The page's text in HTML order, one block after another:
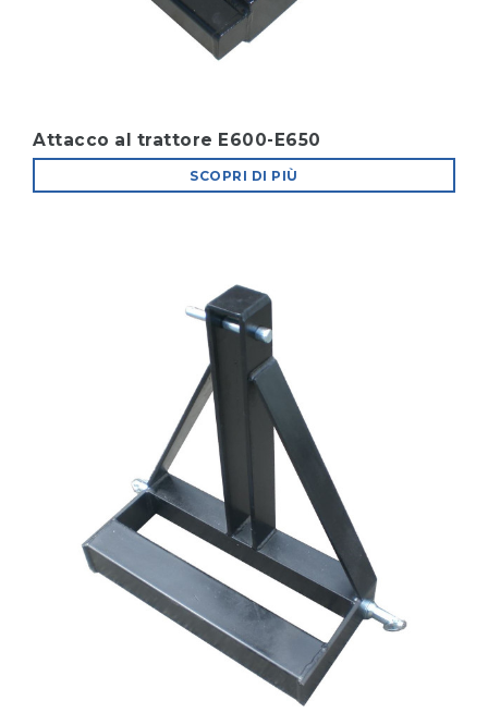
Attacco al trattore E600-E650
SCOPRI DI PIÙ